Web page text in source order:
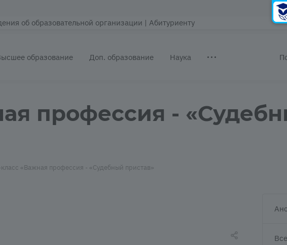
об образовательной организации | Абитуриенту
образование Доп. образование Наука
профессия -
«Важная профессия - «Судебный пристав»